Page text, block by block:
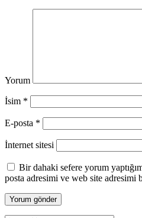
Yorum
İsim *
E-posta *
İnternet sitesi
Bir dahaki sefere yorum
posta adresimi ve web site adresimi